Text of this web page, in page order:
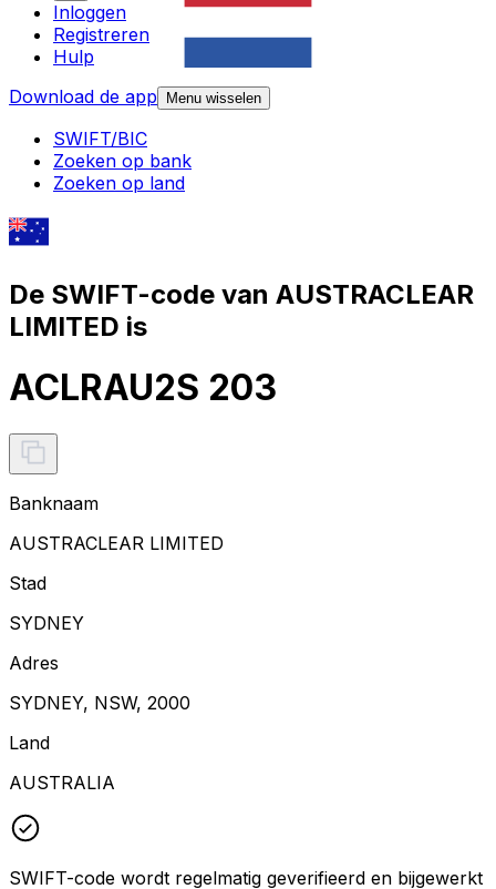
Inloggen
Registreren
Hulp
Download de app
Menu wisselen
SWIFT/BIC
Zoeken op bank
Zoeken op land
De SWIFT-code van AUSTRACLEAR
LIMITED is
ACLRAU2S 203
Banknaam
AUSTRACLEAR LIMITED
Stad
SYDNEY
Adres
SYDNEY, NSW, 2000
Land
AUSTRALIA
SWIFT-code wordt regelmatig geverifieerd en bijgewerkt